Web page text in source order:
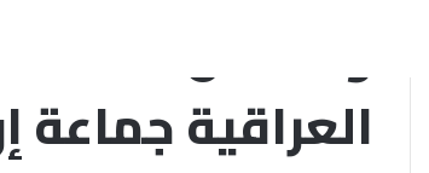
واشنطن تصنف
العراقية جماعة